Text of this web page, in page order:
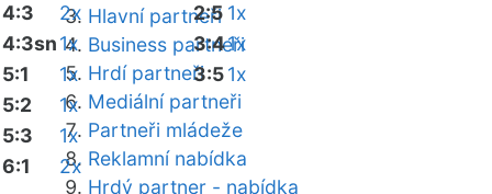
Hlavní partneři
Business partneři
Hrdí partneři
Mediální partneři
Partneři mládeže
Reklamní nabídka
Hrdý partner - nabídka
4:3
2x
4:3sn1x
5:1
1x
5:2
1x
5:3
1x
6:1
2x
2:5 1x
3:41x
3:51x